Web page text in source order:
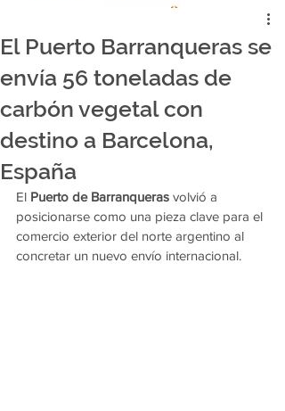
El Puerto Barranqueras se
envía 56 toneladas de
carbón vegetal con
destino a Barcelona,
España
El Puerto de Barranqueras volvió a
posicionarse como una pieza clave para el
comercio exterior del norte argentino al
concretar un nuevo envío internacional.